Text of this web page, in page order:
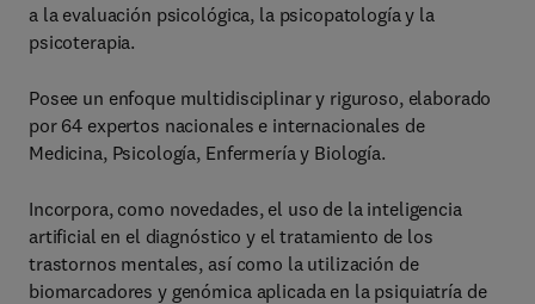
a la evaluación psicológica, la psicopatología y la
psicoterapia.
Posee un enfoque multidisciplinar y riguroso, elaborado
por 64 expertos nacionales e internacionales de
Medicina, Psicología, Enfermería y Biología.
Incorpora, como novedades, el uso de la inteligencia
artificial en el diagnóstico y el tratamiento de los
trastornos mentales, así como la utilización de
biomarcadores y genómica aplicada en la psiquiatría de